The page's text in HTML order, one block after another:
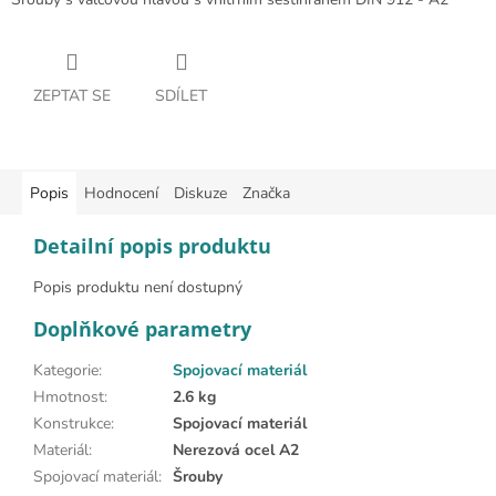
ZEPTAT SE SDÍLET
Popis Hodnocení Diskuze Značka
Detailní popis produktu
Popis produktu není dostupný
Doplňkové parametry
Kategorie:
Spojovací materiál
Hmotnost:
2.6 kg
Konstrukce:
Spojovací materiál
Materiál:
Nerezová ocel A2
Spojovací materiál: Šrouby